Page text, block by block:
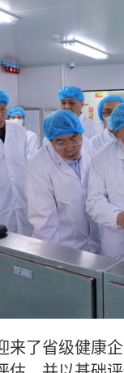
安全项修订告知
查询
来了省级健康